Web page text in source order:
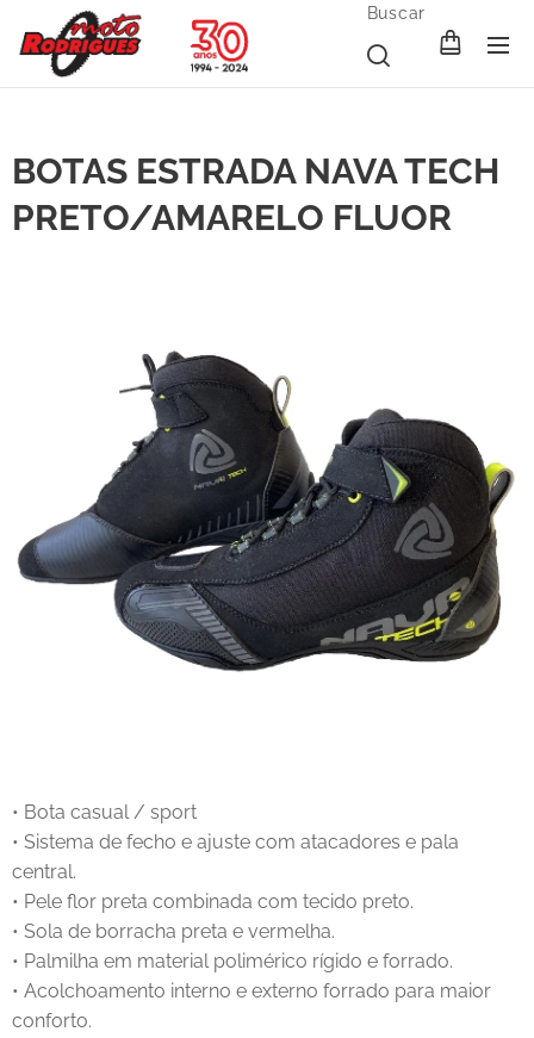
Buscar
BOTAS ESTRADA NAVA TECH
PRETO/AMARELO FLUOR
• Bota casual / sport
• Sistema de fecho e ajuste com atacadores e pala
central.
• Pele flor preta combinada com tecido preto.
• Sola de borracha preta e vermelha.
• Palmilha em material polimérico rígido e forrado.
• Acolchoamento interno e externo forrado para maior
conforto.